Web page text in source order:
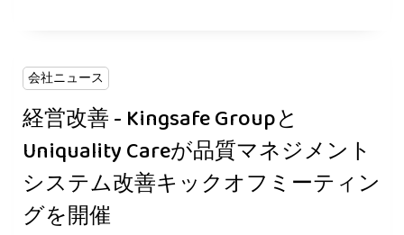
会社ニュース
経営改善 - Kingsafe Groupと
Uniquality Careが品質マネジメント
システム改善キックオフミーティン
グを開催